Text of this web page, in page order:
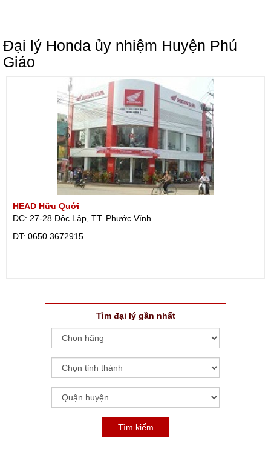
Đại lý Honda ủy nhiệm Huyện Phú
Giáo
HEAD Hữu Quới
ĐC: 27-28 Độc Lập, TT. Phước Vĩnh
ÐT: 0650 3672915
Tìm đại lý gần nhất